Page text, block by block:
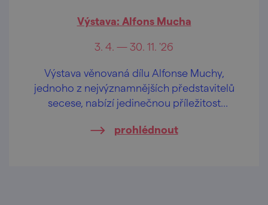
Výstava: Alfons Mucha
3. 4. — 30. 11. '26
Výstava věnovaná dílu Alfonse Muchy,
jednoho z nejvýznamnějších představitelů
secese, nabízí jedinečnou příležitost
prohlédnout